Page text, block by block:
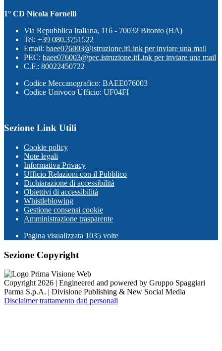
1° CD Nicola Fornelli
Via Repubblica Italiana, 116 - 70032 Bitonto (BA)
Tel: +39 080.3751522
Email: baee076003@istruzione.itLink per inviare una mail
PEC: baee076003@pec.istruzione.itLink per inviare una mail
C.F.: 80022450722
Codice Meccanografico: BAEE076003
Codice Univoco Ufficio: UF04FI
Sezione Link Utili
Cookie policy
Note legali
Informativa Privacy
Ufficio Relazioni con il Pubblico
Dichiarazione di accessibilità
Obiettivi di accessibilità
Whistleblowing
Gestione consensi cookie
Amministrazione trasparente
Pagina visualizzata 1035 volte
Sezione Copyright
Copyright 2026 | Engineered and powered by Gruppo Spaggiari
Parma S.p.A. | Divisione Publishing & New Social Media
Disclaimer trattamento dati personali